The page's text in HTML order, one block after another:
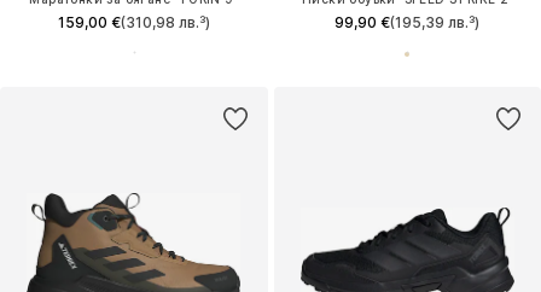
159,00 €(310,98 лв.³) 99,90 €(195,39 лв.³)